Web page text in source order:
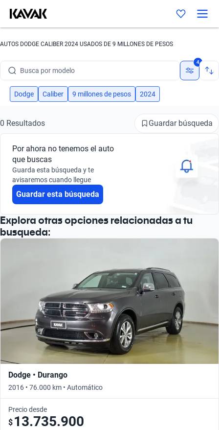
AUTOS DODGE CALIBER 2024 USADOS DE 9 MILLONES DE PESOS
Busca por modelo
Busca por versión
Busca por marca
Busca por modelo
Busca por versión
4
Dodge Caliber 9 millones de pesos 2024
0 Resultados Guardar búsqueda
Por ahora no tenemos el auto
que buscas
Guarda esta búsqueda y te
avisaremos cuando llegue
Guardar esta búsqueda
Explora otras opciones relacionadas a tu
busqueda:
Dodge • Durango
2016 • 76.000 km • Automático
Precio desde
$ 13.735.900